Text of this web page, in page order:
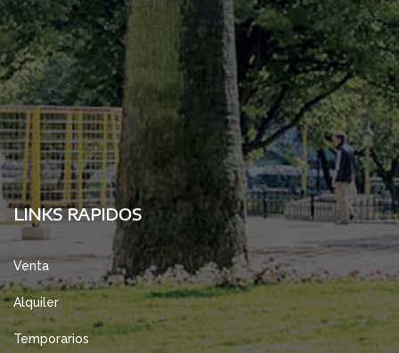
LINKS RAPIDOS
Venta
Alquiler
Temporarios